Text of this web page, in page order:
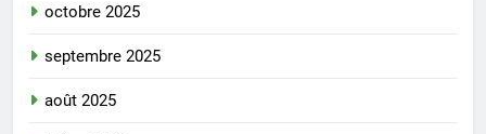
octobre 2025
septembre 2025
août 2025